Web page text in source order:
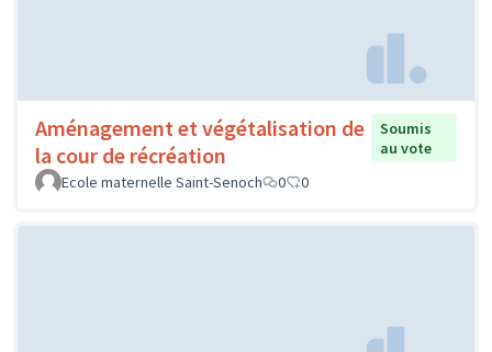
Aménagement et végétalisation de
la cour de récréation
Soumis
au vote
Ecole maternelle Saint-Senoch
0 0